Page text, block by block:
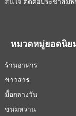
สนใจ ติดต่อประชาสัม
หมวดหมู่ยอดนิย
ร้านอาหาร
ข่าวสาร
มื้อกลางวัน
ขนมหวาน